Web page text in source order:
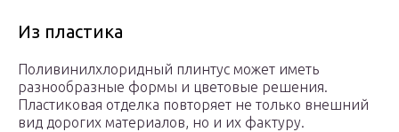
Из пластика
Поливинилхлоридный плинтус может иметь
разнообразные формы и цветовые решения.
Пластиковая отделка повторяет не только внешний
вид дорогих материалов, но и их фактуру.